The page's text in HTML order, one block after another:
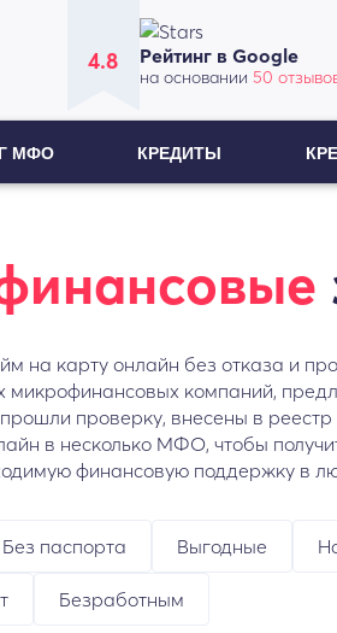
4.8 Рейтинг в Google
на основании 50
МФО КРЕДИТЫ
на карту онлайн без отказа и
микрофинансовых компаний,
проверку, внесены в
в несколько МФО, чтобы
финансовую поддержку в
Без паспорта Выгодные
Безработным